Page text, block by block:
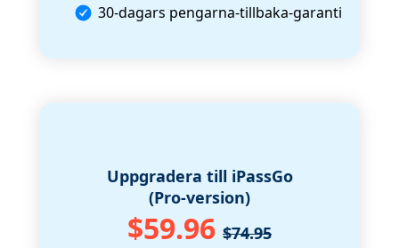
30-dagars pengarna-tillbaka-garanti
Uppgradera till iPassGo
(Pro-version)
$59.96 $74.95